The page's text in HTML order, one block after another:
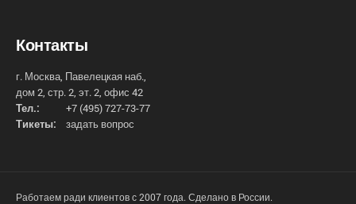
Контакты
г. Москва, Павелецкая наб.,
дом 2, стр. 2, эт. 2, офис 42
Тел.:
+7 (495) 727-73-77
Тикеты:
задать вопрос
Работаем ради клиентов с 2007 года. Сделано в России.